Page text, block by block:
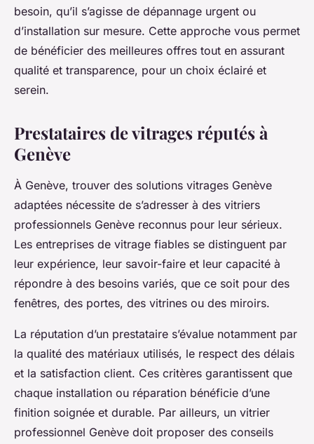
besoin, qu’il s’agisse de dépannage urgent ou
d’installation sur mesure. Cette approche vous permet
de bénéficier des meilleures offres tout en assurant
qualité et transparence, pour un choix éclairé et
serein.
Prestataires de vitrages réputés à
Genève
À Genève, trouver des solutions vitrages Genève
adaptées nécessite de s’adresser à des vitriers
professionnels Genève reconnus pour leur sérieux.
Les entreprises de vitrage fiables se distinguent par
leur expérience, leur savoir-faire et leur capacité à
répondre à des besoins variés, que ce soit pour des
fenêtres, des portes, des vitrines ou des miroirs.
La réputation d’un prestataire s’évalue notamment par
la qualité des matériaux utilisés, le respect des délais
et la satisfaction client. Ces critères garantissent que
chaque installation ou réparation bénéficie d’une
finition soignée et durable. Par ailleurs, un vitrier
professionnel Genève doit proposer des conseils